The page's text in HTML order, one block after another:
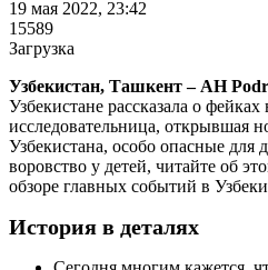
19 мая 2022, 23:42
15589
Загрузка
Узбекистан, Ташкент – АН
Узбекистане рассказала о
исследовательница, открывшая
Узбекистана, особо опасные для
воровство у детей, читайте об
обзоре главных событий в
История в деталях